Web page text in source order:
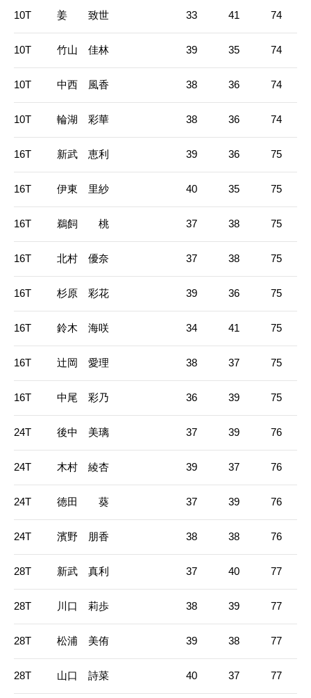
10T 姜 致世 33 41 74
10T 竹山 佳林 39 35 74
10T 中西 風香 38 36 74
10T 輪湖 彩華 38 36 74
16T 新武 恵利 39 36 75
16T 伊東 里紗 40 35 75
16T 鵜飼 桃 37 38 75
16T 北村 優奈 37 38 75
16T 杉原 彩花 39 36 75
16T 鈴木 海咲 34 41 75
16T 辻岡 愛理 38 37 75
16T 中尾 彩乃 36 39 75
24T 後中 美璃 37 39 76
24T 木村 綾杏 39 37 76
24T 徳田 葵 37 39 76
24T 濱野 朋香 38 38 76
28T 新武 真利 37 40 77
28T 川口 莉歩 38 39 77
28T 松浦 美侑 39 38 77
28T 山口 詩菜 40 37 77